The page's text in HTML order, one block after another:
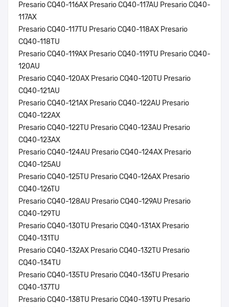
Presario CQ40-116AX Presario CQ40-117AU Presario CQ40-
117AX
Presario CQ40-117TU Presario CQ40-118AX Presario
CQ40-118TU
Presario CQ40-119AX Presario CQ40-119TU Presario CQ40-
120AU
Presario CQ40-120AX Presario CQ40-120TU Presario
CQ40-121AU
Presario CQ40-121AX Presario CQ40-122AU Presario
CQ40-122AX
Presario CQ40-122TU Presario CQ40-123AU Presario
CQ40-123AX
Presario CQ40-124AU Presario CQ40-124AX Presario
CQ40-125AU
Presario CQ40-125TU Presario CQ40-126AX Presario
CQ40-126TU
Presario CQ40-128AU Presario CQ40-129AU Presario
CQ40-129TU
Presario CQ40-130TU Presario CQ40-131AX Presario
CQ40-131TU
Presario CQ40-132AX Presario CQ40-132TU Presario
CQ40-134TU
Presario CQ40-135TU Presario CQ40-136TU Presario
CQ40-137TU
Presario CQ40-138TU Presario CQ40-139TU Presario